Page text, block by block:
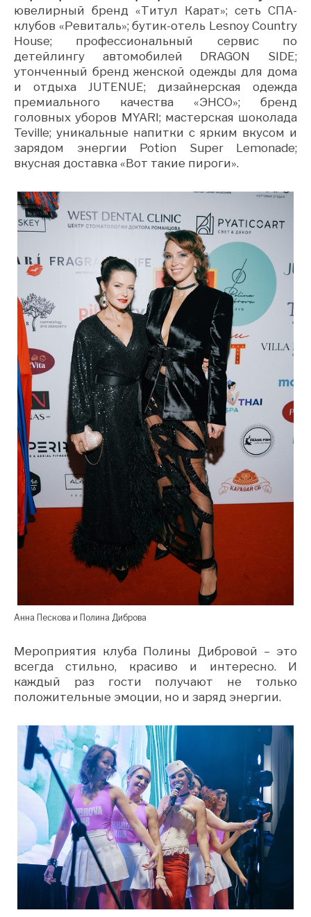
ювелирный бренд «Титул Карат»; сеть СПА-
клубов «Ревиталь»; бутик-отель Lesnoy Country
House; профессиональный сервис по
детейлингу автомобилей DRAGON SIDE;
утонченный бренд женской одежды для дома
и отдыха JUTENUE; дизайнерская одежда
премиального качества «ЭНСО»; бренд
головных уборов MYARI; мастерская шоколада
Teville; уникальные напитки с ярким вкусом и
зарядом энергии Potion Super Lemonade;
вкусная доставка «Вот такие пироги».
Анна Пескова и Полина Диброва
Мероприятия клуба Полины Дибровой – это
всегда стильно, красиво и интересно. И
каждый раз гости получают не только
положительные эмоции, но и заряд энергии.